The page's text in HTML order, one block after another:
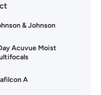
& Johnson
Acuvue Moist
A